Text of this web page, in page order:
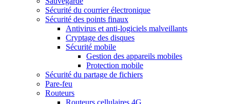
Sécurité du courrier électronique
Sécurité des points finaux
Antivirus et anti-logiciels malveillants
Cryptage des disques
Sécurité mobile
Gestion des appareils mobiles
Protection mobile
Sécurité du partage de fichiers
Pare-feu
Routeurs